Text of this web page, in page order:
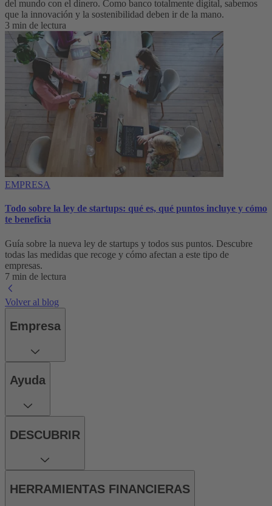
del mundo con el dinero. Como banco totalmente digital, sabemos
que la innovación y la sostenibilidad deben ir de la mano.
3 min de lectura
EMPRESA
Todo sobre la ley de startups: qué es, qué puntos incluye y cómo
te beneficia
Guía sobre la nueva ley de startups y todos sus puntos. Descubre
todas las medidas que recoge y cómo afectan a este tipo de
empresas.
7 min de lectura
Volver al blog
Empresa
Ayuda
DESCUBRIR
HERRAMIENTAS FINANCIERAS